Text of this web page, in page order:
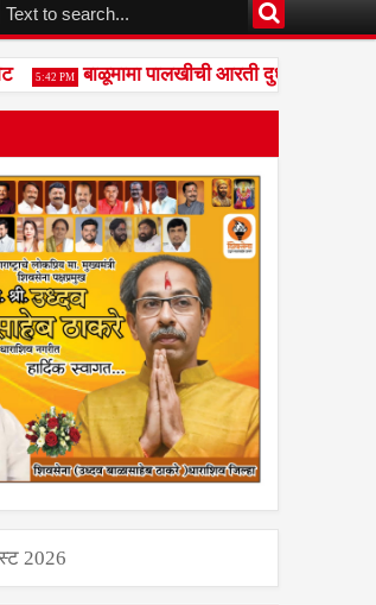
5:42 PM बाळूमामा पालखीची आरती दुधगावकर यांच्या
2026